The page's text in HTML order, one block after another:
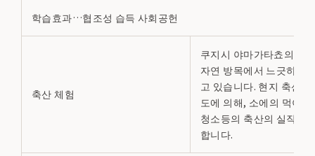
학습효과…협조성 습득 사회공헌
축산 체험
쿠지시 야마가타쵸의 단
자연 방목에서 느긋하게
고 있습니다. 현지 축산
도에 의해, 소에의 먹이
청소등의 축산의 실작업
합니다.